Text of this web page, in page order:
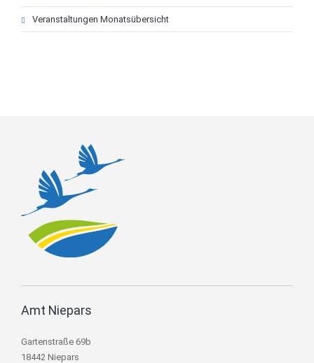
Veranstaltungen Monatsübersicht
Amt Niepars
Gartenstraße 69b
18442 Niepars